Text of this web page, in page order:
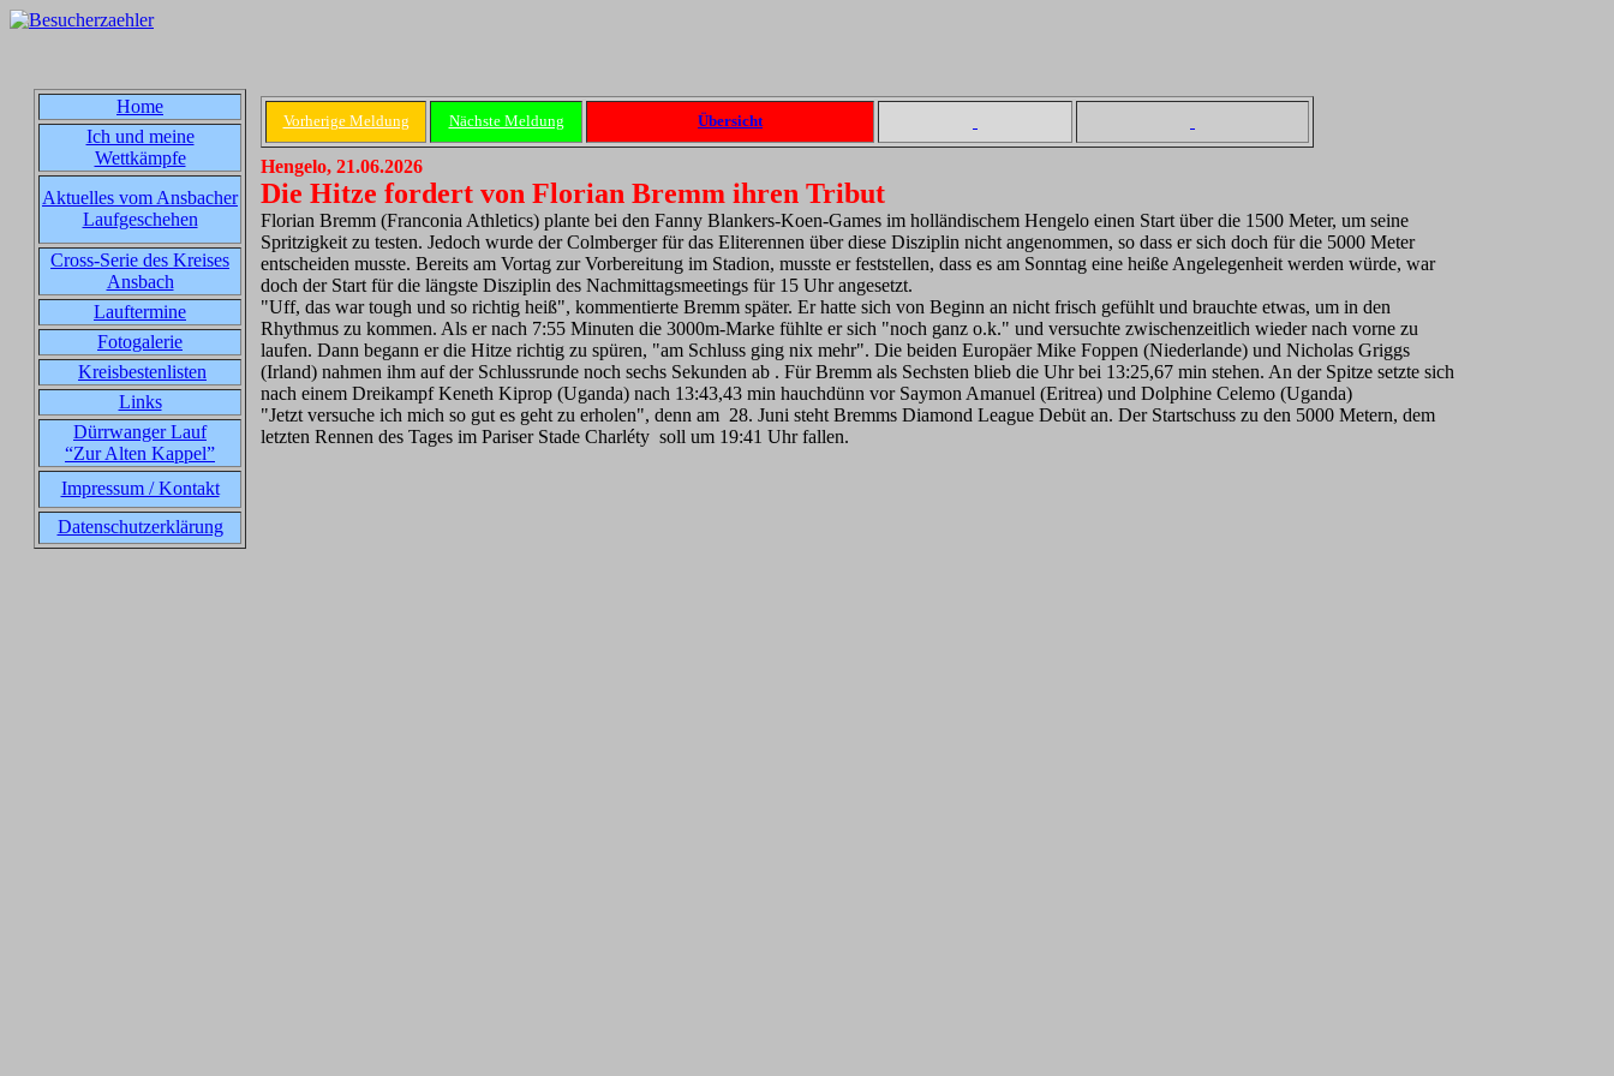
Home
Ich und meine
Wettkämpfe
Aktuelles vom Ansbacher
Laufgeschehen
Cross-Serie des Kreises
Ansbach
Lauftermine
Fotogalerie
Kreisbestenlisten
Links
Dürrwanger Lauf
“Zur Alten Kappel”
Impressum / Kontakt
Datenschutzerklärung
Vorherige Meldung Nächste Meldung Übersicht
Hengelo, 21.06.2026
Die Hitze fordert von Florian Bremm ihren Tribut
Florian Bremm (Franconia Athletics) plante bei den Fanny Blankers-Koen-Games im holländischem Hengelo einen Start über die 1500 Meter, um seine
Spritzigkeit zu testen. Jedoch wurde der Colmberger für das Eliterennen über diese Disziplin nicht angenommen, so dass er sich doch für die 5000 Meter
entscheiden musste. Bereits am Vortag zur Vorbereitung im Stadion, musste er feststellen, dass es am Sonntag eine heiße Angelegenheit werden würde, war
doch der Start für die längste Disziplin des Nachmittagsmeetings für 15 Uhr angesetzt.
"Uff, das war tough und so richtig heiß", kommentierte Bremm später. Er hatte sich von Beginn an nicht frisch gefühlt und brauchte etwas, um in den
Rhythmus zu kommen. Als er nach 7:55 Minuten die 3000m-Marke fühlte er sich "noch ganz o.k." und versuchte zwischenzeitlich wieder nach vorne zu
laufen. Dann begann er die Hitze richtig zu spüren, "am Schluss ging nix mehr". Die beiden Europäer Mike Foppen (Niederlande) und Nicholas Griggs
(Irland) nahmen ihm auf der Schlussrunde noch sechs Sekunden ab . Für Bremm als Sechsten blieb die Uhr bei 13:25,67 min stehen. An der Spitze setzte sich
nach einem Dreikampf Keneth Kiprop (Uganda) nach 13:43,43 min hauchdünn vor Saymon Amanuel (Eritrea) und Dolphine Celemo (Uganda)
"Jetzt versuche ich mich so gut es geht zu erholen", denn am 28. Juni steht Bremms Diamond League Debüt an. Der Startschuss zu den 5000 Metern, dem
letzten Rennen des Tages im Pariser Stade Charléty soll um 19:41 Uhr fallen.